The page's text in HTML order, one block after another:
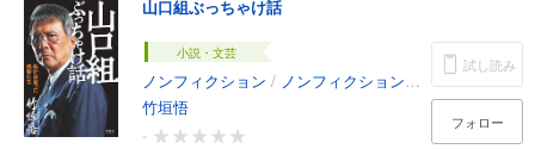
山口組ぶっちゃけ話
小説・文芸
ノンフィクション / ノンフィクション・ドキュメンタリー
竹垣悟
-
試し読み
フォロー